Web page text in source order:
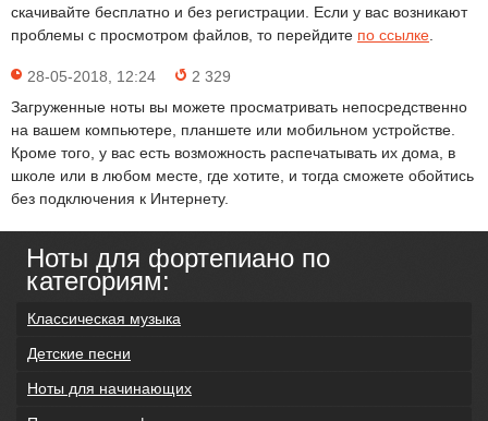
скачивайте бесплатно и без регистрации. Если у вас возникают
проблемы с просмотром файлов, то перейдите по ссылке
28-05-2018, 12:24
2 329
Загруженные ноты вы можете просматривать непосредственно
на вашем компьютере, планшете или мобильном устройстве.
Кроме того, у вас есть возможность распечатывать их дома, в
школе или в любом месте, где хотите, и тогда сможете обойтись
без подключения к Интернету.
Ноты для фортепиано по
категориям:
Классическая музыка
Детские песни
Ноты для начинающих